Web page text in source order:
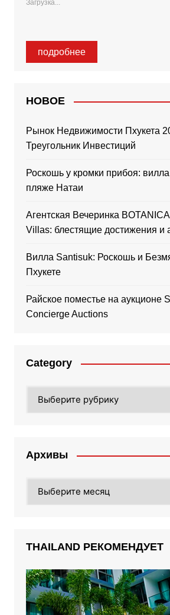
Загрузка...
подробнее
НОВОЕ
Рынок Недвижимости Пхукета
Треугольник Инвестиций
Роскошь у кромки прибоя:
пляже Натаи
Агентская Вечеринка
Villas: блестящие достижения и
Вилла Santisuk: Роскошь и
Пхукете
Райское поместье на аукционе
Concierge Auctions
Category
Архивы
THAILAND РЕКОМЕНДУЕТ